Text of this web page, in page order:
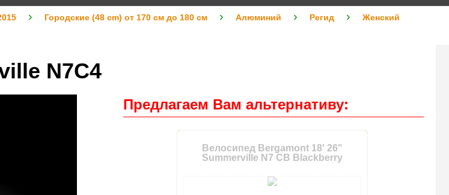
Городские (48 cm) от 170 см до 180 см Алюминий Регид
Женский
N7C4
Предлагаем Вам альтернативу:
Велосипед Bergamont 18' 26"
Summerville N7 CB Blackberry